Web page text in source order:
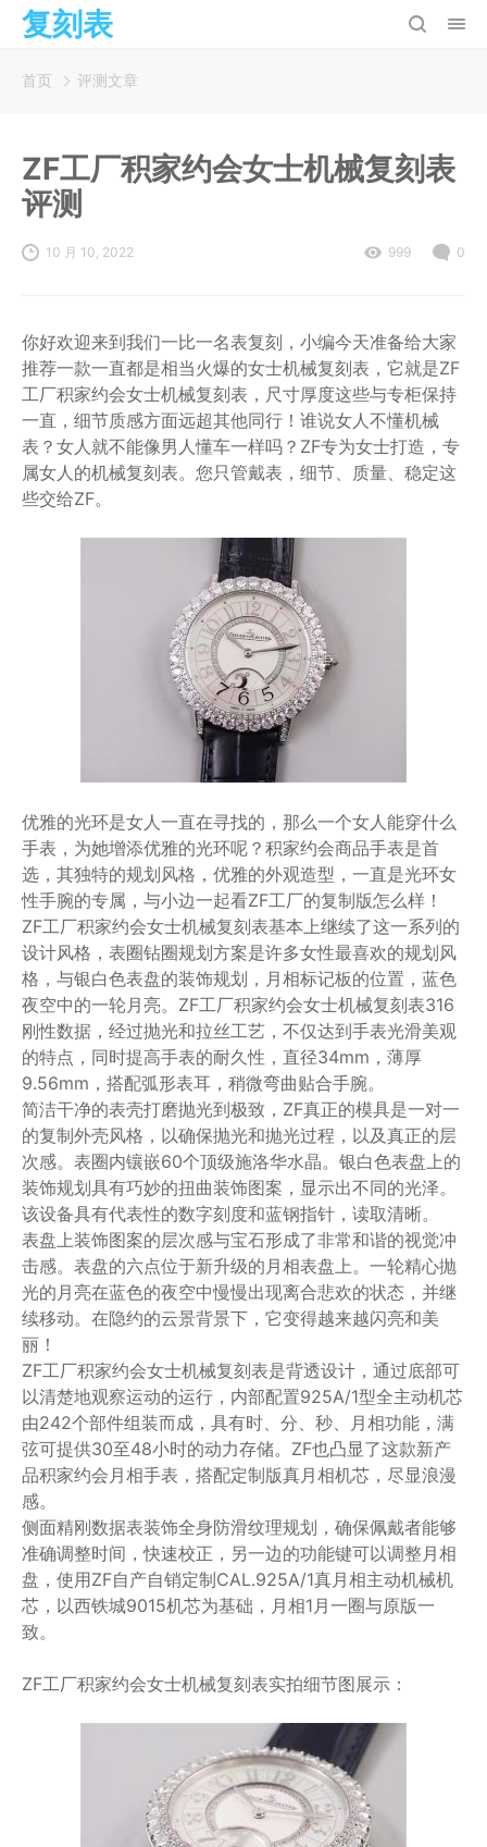
复刻表
首页 评测文章
ZF工厂积家约会女士机械复刻表
评测
10 月 10, 2022 999 0
你好欢迎来到我们一比一名表复刻，小编今天准备给大家
推荐一款一直都是相当火爆的女士机械复刻表，它就是ZF
工厂积家约会女士机械复刻表，尺寸厚度这些与专柜保持
一直，细节质感方面远超其他同行！谁说女人不懂机械
表？女人就不能像男人懂车一样吗？ZF专为女士打造，专
属女人的机械复刻表。您只管戴表，细节、质量、稳定这
些交给ZF。
优雅的光环是女人一直在寻找的，那么一个女人能穿什么
手表，为她增添优雅的光环呢？积家约会商品手表是首
选，其独特的规划风格，优雅的外观造型，一直是光环女
性手腕的专属，与小边一起看ZF工厂的复制版怎么样！
ZF工厂积家约会女士机械复刻表基本上继续了这一系列的
设计风格，表圈钻圈规划方案是许多女性最喜欢的规划风
格，与银白色表盘的装饰规划，月相标记板的位置，蓝色
夜空中的一轮月亮。ZF工厂积家约会女士机械复刻表316
刚性数据，经过抛光和拉丝工艺，不仅达到手表光滑美观
的特点，同时提高手表的耐久性，直径34mm，薄厚
9.56mm，搭配弧形表耳，稍微弯曲贴合手腕。
简洁干净的表壳打磨抛光到极致，ZF真正的模具是一对一
的复制外壳风格，以确保抛光和抛光过程，以及真正的层
次感。表圈内镶嵌60个顶级施洛华水晶。银白色表盘上的
装饰规划具有巧妙的扭曲装饰图案，显示出不同的光泽。
该设备具有代表性的数字刻度和蓝钢指针，读取清晰。
表盘上装饰图案的层次感与宝石形成了非常和谐的视觉冲
击感。表盘的六点位于新升级的月相表盘上。一轮精心抛
光的月亮在蓝色的夜空中慢慢出现离合悲欢的状态，并继
续移动。在隐约的云景背景下，它变得越来越闪亮和美
丽！
ZF工厂积家约会女士机械复刻表是背透设计，通过底部可
以清楚地观察运动的运行，内部配置925A/1型全主动机芯
由242个部件组装而成，具有时、分、秒、月相功能，满
弦可提供30至48小时的动力存储。ZF也凸显了这款新产
品积家约会月相手表，搭配定制版真月相机芯，尽显浪漫
感。
侧面精刚数据表装饰全身防滑纹理规划，确保佩戴者能够
准确调整时间，快速校正，另一边的功能键可以调整月相
盘，使用ZF自产自销定制CAL.925A/1真月相主动机械机
芯，以西铁城9015机芯为基础，月相1月一圈与原版一
致。
ZF工厂积家约会女士机械复刻表实拍细节图展示：